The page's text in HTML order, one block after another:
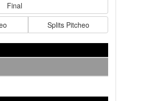
Final
Splits Pitcheo